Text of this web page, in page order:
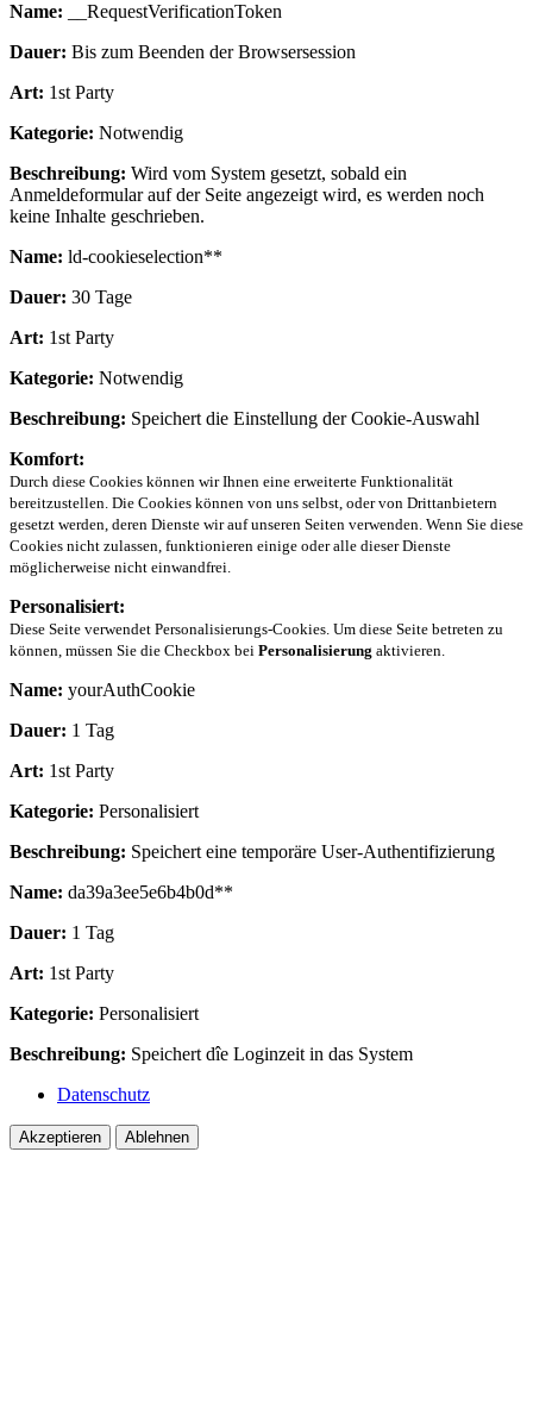
Name: __RequestVerificationToken
Dauer: Bis zum Beenden der Browsersession
Art: 1st Party
Kategorie: Notwendig
Beschreibung: Wird vom System gesetzt, sobald ein
Anmeldeformular auf der Seite angezeigt wird, es werden noch
keine Inhalte geschrieben.
Name: ld-cookieselection**
Dauer: 30 Tage
Art: 1st Party
Kategorie: Notwendig
Beschreibung: Speichert die Einstellung der Cookie-Auswahl
Komfort:
Durch diese Cookies können wir Ihnen eine erweiterte Funktionalität
bereitzustellen. Die Cookies können von uns selbst, oder von Drittanbietern
gesetzt werden, deren Dienste wir auf unseren Seiten verwenden. Wenn Sie diese
Cookies nicht zulassen, funktionieren einige oder alle dieser Dienste
möglicherweise nicht einwandfrei.
Personalisiert:
Diese Seite verwendet Personalisierungs-Cookies. Um diese Seite betreten zu
können, müssen Sie die Checkbox bei Personalisierung aktivieren.
Name: yourAuthCookie
Dauer: 1 Tag
Art: 1st Party
Kategorie: Personalisiert
Beschreibung: Speichert eine temporäre User-Authentifizierung
Name: da39a3ee5e6b4b0d**
Dauer: 1 Tag
Art: 1st Party
Kategorie: Personalisiert
Beschreibung: Speichert dîe Loginzeit in das System
Datenschutz
Akzeptieren Ablehnen